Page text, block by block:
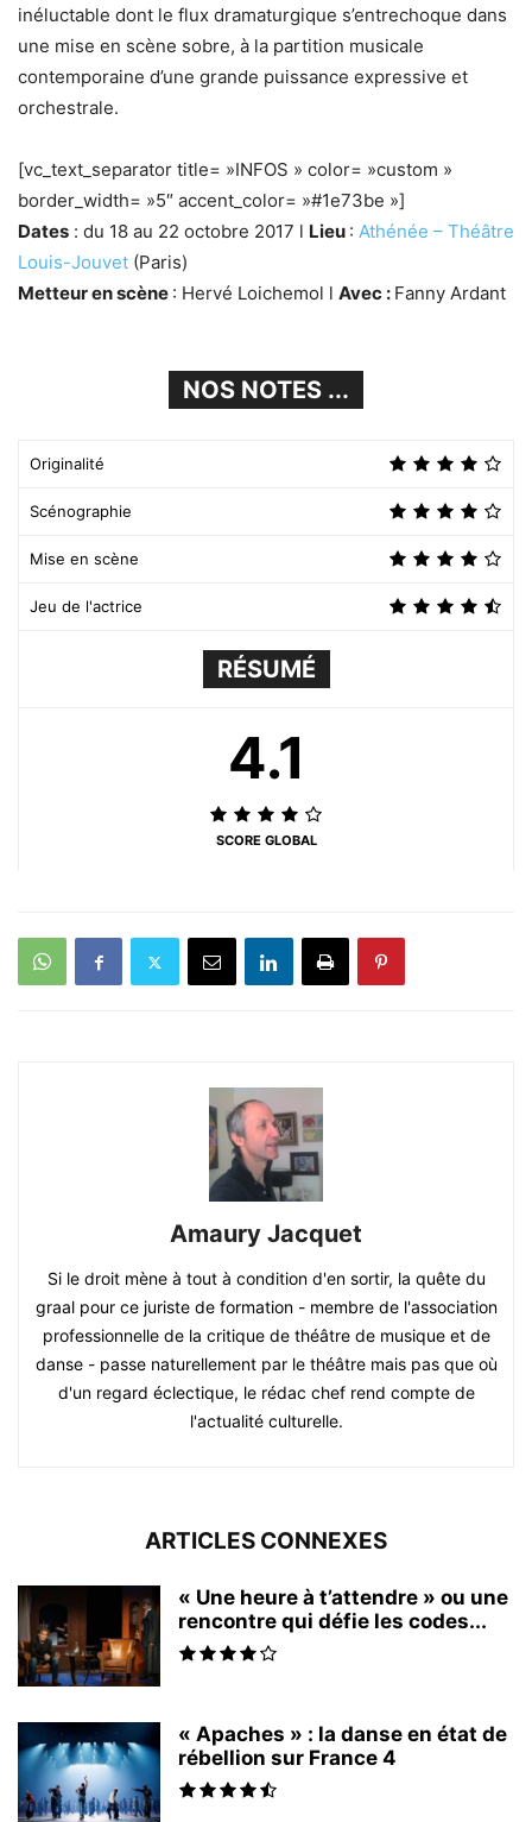
inéluctable dont le flux dramaturgique s’entrechoque dans
une mise en scène sobre, à la partition musicale
contemporaine d’une grande puissance expressive et
orchestrale.
[vc_text_separator title= »INFOS » color= »custom »
border_width= »5″ accent_color= »#1e73be »]
Dates : du 18 au 22 octobre 2017 l Lieu : Athénée – Théâtre
Louis-Jouvet (Paris)
Metteur en scène : Hervé Loichemol l Avec : Fanny Ardant
NOS NOTES ...
Originalité
Scénographie
Mise en scène
Jeu de l'actrice
RÉSUMÉ
4.1
SCORE GLOBAL
Amaury Jacquet
Si le droit mène à tout à condition d'en sortir, la quête du
graal pour ce juriste de formation - membre de l'association
professionnelle de la critique de théâtre de musique et de
danse - passe naturellement par le théâtre mais pas que où
d'un regard éclectique, le rédac chef rend compte de
l'actualité culturelle.
ARTICLES CONNEXES
« Une heure à t’attendre » ou une
rencontre qui défie les codes...
« Apaches » : la danse en état de
rébellion sur France 4